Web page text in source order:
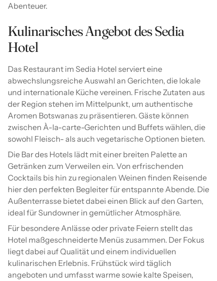
Abenteuer.
Kulinarisches Angebot des Sedia
Hotel
Das Restaurant im Sedia Hotel serviert eine
abwechslungsreiche Auswahl an Gerichten, die lokale
und internationale Küche vereinen. Frische Zutaten aus
der Region stehen im Mittelpunkt, um authentische
Aromen Botswanas zu präsentieren. Gäste können
zwischen À-la-carte-Gerichten und Buffets wählen, die
sowohl Fleisch- als auch vegetarische Optionen bieten.
Die Bar des Hotels lädt mit einer breiten Palette an
Getränken zum Verweilen ein. Von erfrischenden
Cocktails bis hin zu regionalen Weinen finden Reisende
hier den perfekten Begleiter für entspannte Abende. Die
Außenterrasse bietet dabei einen Blick auf den Garten,
ideal für Sundowner in gemütlicher Atmosphäre.
Für besondere Anlässe oder private Feiern stellt das
Hotel maßgeschneiderte Menüs zusammen. Der Fokus
liegt dabei auf Qualität und einem individuellen
kulinarischen Erlebnis. Frühstück wird täglich
angeboten und umfasst warme sowie kalte Speisen,